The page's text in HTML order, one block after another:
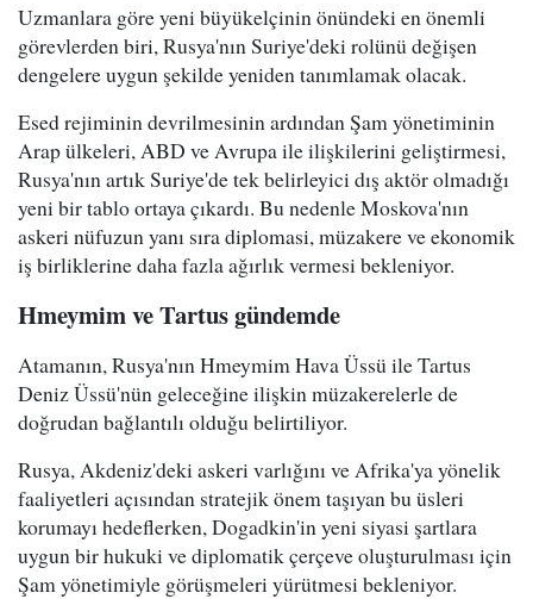
Uzmanlara göre yeni büyükelçinin önündeki en önemli
görevlerden biri, Rusya'nın Suriye'deki rolünü değişen
dengelere uygun şekilde yeniden tanımlamak olacak.
Esed rejiminin devrilmesinin ardından Şam yönetiminin
Arap ülkeleri, ABD ve Avrupa ile ilişkilerini geliştirmesi,
Rusya'nın artık Suriye'de tek belirleyici dış aktör olmadığı
yeni bir tablo ortaya çıkardı. Bu nedenle Moskova'nın
askeri nüfuzun yanı sıra diplomasi, müzakere ve ekonomik
iş birliklerine daha fazla ağırlık vermesi bekleniyor.
Hmeymim ve Tartus gündemde
Atamanın, Rusya'nın Hmeymim Hava Üssü ile Tartus
Deniz Üssü'nün geleceğine ilişkin müzakerelerle de
doğrudan bağlantılı olduğu belirtiliyor.
Rusya, Akdeniz'deki askeri varlığını ve Afrika'ya yönelik
faaliyetleri açısından stratejik önem taşıyan bu üsleri
korumayı hedeflerken, Dogadkin'in yeni siyasi şartlara
uygun bir hukuki ve diplomatik çerçeve oluşturulması için
Şam yönetimiyle görüşmeleri yürütmesi bekleniyor.